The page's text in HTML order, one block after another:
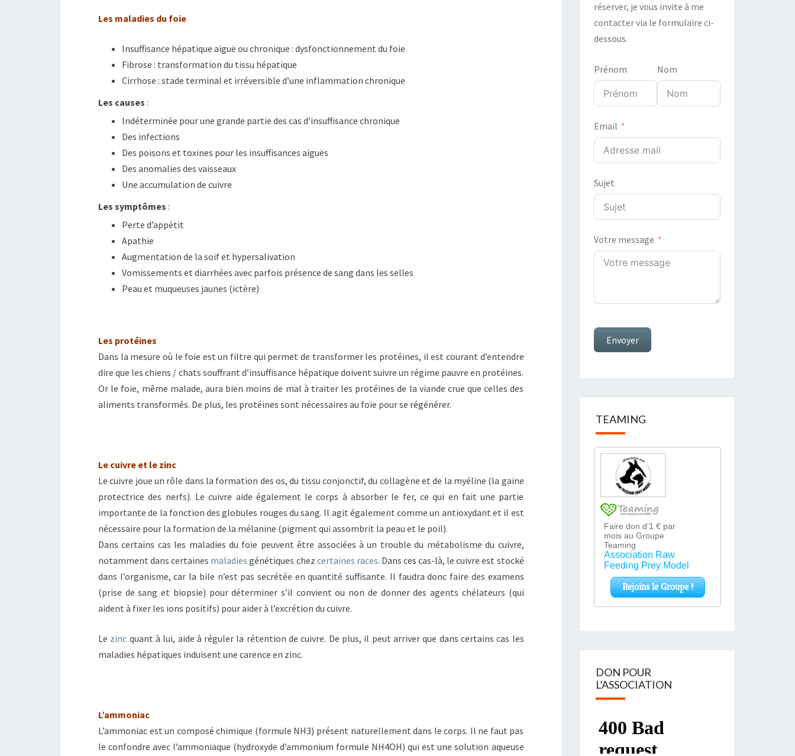
Les maladies du foie
Insuffisance hépatique aiguë ou chronique : dysfonctionnement du foie
Fibrose : transformation du tissu hépatique
Cirrhose : stade terminal et irréversible d’une inflammation chronique
Les causes :
Indéterminée pour une grande partie des cas d’insuffisance chronique
Des infections
Des poisons et toxines pour les insuffisances aiguës
Des anomalies des vaisseaux
Une accumulation de cuivre
Les symptômes :
Perte d’appétit
Apathie
Augmentation de la soif et hypersalivation
Vomissements et diarrhées avec parfois présence de sang dans les selles
Peau et muqueuses jaunes (ictère)
Les protéines
Dans la mesure où le foie est un filtre qui permet de transformer les protéines, il est courant d’entendre
dire que les chiens / chats souffrant d’insuffisance hépatique doivent suivre un régime pauvre en protéines.
Or le foie, même malade, aura bien moins de mal à traiter les protéines de la viande crue que celles des
aliments transformés. De plus, les protéines sont nécessaires au foie pour se régénérer.
Le cuivre et le zinc
Le cuivre joue un rôle dans la formation des os, du tissu conjonctif, du collagène et de la myéline (la gaine
protectrice des nerfs). Le cuivre aide également le corps à absorber le fer, ce qui en fait une partie
importante de la fonction des globules rouges du sang. Il agit également comme un antioxydant et il est
nécessaire pour la formation de la mélanine (pigment qui assombrit la peau et le poil).
Dans certains cas les maladies du foie peuvent être associées à un trouble du métabolisme du cuivre,
notamment dans certaines maladies génétiques chez certaines races. Dans ces cas-là, le cuivre est stocké
dans l’organisme, car la bile n’est pas secrétée en quantité suffisante. Il faudra donc faire des examens
(prise de sang et biopsie) pour déterminer s’il convient ou non de donner des agents chélateurs (qui
aident à fixer les ions positifs) pour aider à l’excrétion du cuivre.
Le zinc quant à lui, aide à réguler la rétention de cuivre. De plus, il peut arriver que dans certains cas les
maladies hépatiques induisent une carence en zinc.
L’ammoniac
L’ammoniac est un composé chimique (formule NH3) présent naturellement dans le corps. Il ne faut pas
le confondre avec l’ammoniaque (hydroxyde d’ammonium formule NH4OH) qui est une solution aqueuse
réserver, je vous invite à me
contacter via le formulaire ci-
dessous.
Prénom Nom
Email
Sujet
Votre message
Envoyer
TEAMING
DON POUR
L’ASSOCIATION